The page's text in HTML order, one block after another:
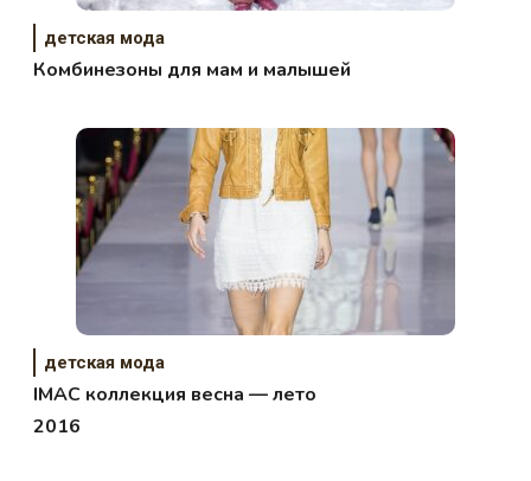
детская мода
Комбинезоны для мам и малышей
детская мода
IMAC коллекция весна — лето
2016